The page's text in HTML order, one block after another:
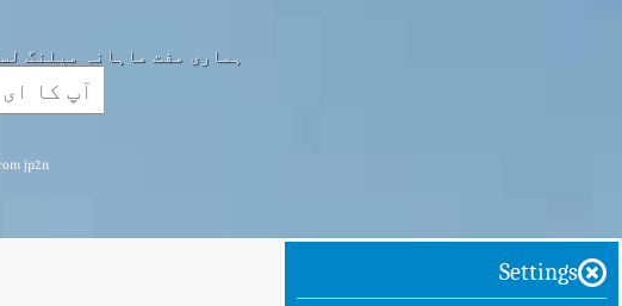
ہماری مفت ماہانہ میلنگ
jp2n
Settings